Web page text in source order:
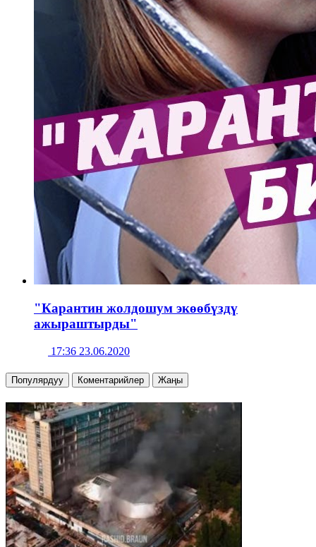
"Карантин жолдошум экөөбүздү
ажыраштырды"
17:36 23.06.2020
Популярдуу Коментарийлер Жаңы